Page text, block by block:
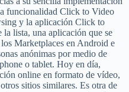
funcionalidad Click to Video
y la aplicación Click to
la lista, una aplicación que se
Marketplaces en Android e
anónimas por medio de
o tablet. Hoy en día,
online en formato de vídeo,
sitios similares. Es otra de